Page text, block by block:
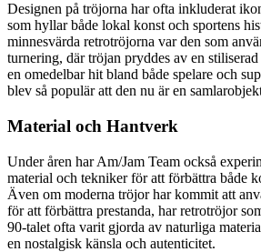
Designen på tröjorna har ofta inkluderat
som hyllar både lokal konst och sportens
minnesvärda retrotröjorna var den som
turnering, där tröjan pryddes av en
en omedelbar hit bland både spelare och
blev så populär att den nu är en
Material och Hantverk
Under åren har Am/Jam Team också
material och tekniker för att förbättra både
Även om moderna tröjor har kommit att
för att förbättra prestanda, har retrotröjor
90-talet ofta varit gjorda av naturliga
en nostalgisk känsla och autenticitet.